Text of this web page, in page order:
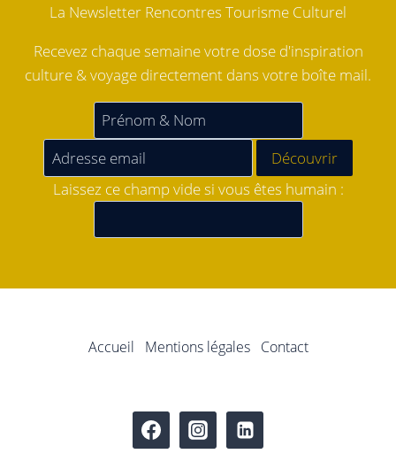
La Newsletter Rencontres Tourisme Culturel
Recevez chaque semaine votre dose d'inspiration
culture & voyage directement dans votre boîte mail.
Laissez ce champ vide si vous êtes humain :
Accueil Mentions légales Contact